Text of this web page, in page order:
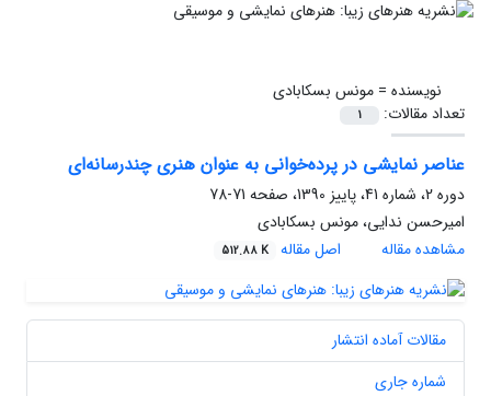
نویسنده =مونس بسکابادی
تعداد مقالات:
1
عناصر نمایشی در پرده‌خوانی به عنوان هنری چندرسانه‌ای
دوره 2، شماره 41، پاییز 1390، صفحه
71-78
امیرحسن ندایی، مونس بسکابادی
مشاهده مقاله
اصل مقاله 512.88 K
مقالات آماده انتشار
شماره جاری